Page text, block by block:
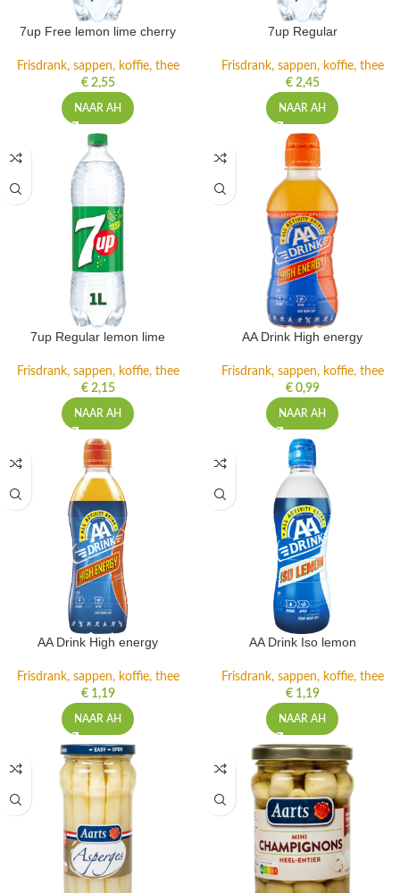
7up Free lemon lime cherry
Frisdrank, sappen, koffie, thee
€2,55
NAAR AH
7up Regular
Frisdrank, sappen, koffie, thee
€2,45
NAAR AH
7up Regular lemon lime
Frisdrank, sappen, koffie, thee
€2,15
NAAR AH
AA Drink High energy
Frisdrank, sappen, koffie, thee
€0,99
NAAR AH
AA Drink High energy
Frisdrank, sappen, koffie, thee
€1,19
NAAR AH
AA Drink Iso lemon
Frisdrank, sappen, koffie, thee
€1,19
NAAR AH